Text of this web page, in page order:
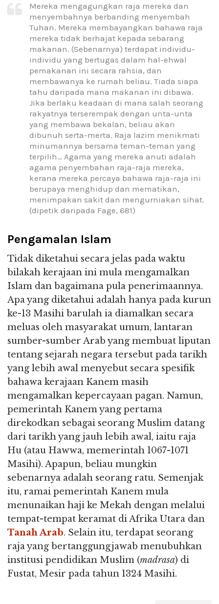
Mereka mengagungkan raja mereka dan
menyembahnya berbanding menyembah
Tuhan. Mereka membayangkan bahawa raja
mereka tidak berhajat kepada sebarang
makanan. (Sebenarnya) terdapat individu-
individu yang bertugas dalam hal-ehwal
pemakanan ini secara rahsia, dan
membawanya ke rumah beliau. Tiada siapa
tahu daripada mana makanan ini dibawa.
Jika berlaku keadaan di mana salah seorang
rakyatnya terserempak dengan unta-unta
yang membawa bekalan, beliau akan
dibunuh serta-merta. Raja lazim menikmati
minumannya bersama teman-teman yang
terpilih… Agama yang mereka anuti adalah
agama penyembahan raja-raja mereka,
kerana mereka percaya bahawa raja-raja ini
berupaya menghidup dan mematikan,
menimpakan sakit dan mengurniakan sihat.
(dipetik daripada Fage, 681)
Pengamalan Islam
Tidak diketahui secara jelas pada waktu
bilakah kerajaan ini mula mengamalkan
Islam dan bagaimana pula penerimaannya.
Apa yang diketahui adalah hanya pada kurun
ke-13 Masihi barulah ia diamalkan secara
meluas oleh masyarakat umum, lantaran
sumber-sumber Arab yang membuat liputan
tentang sejarah negara tersebut pada tarikh
yang lebih awal menyebut secara spesifik
bahawa kerajaan Kanem masih
mengamalkan kepercayaan pagan. Namun,
pemerintah Kanem yang pertama
direkodkan sebagai seorang Muslim datang
dari tarikh yang jauh lebih awal, iaitu raja
Hu (atau Hawwa, memerintah 1067-1071
Masihi). Apapun, beliau mungkin
sebenarnya adalah seorang ratu. Semenjak
itu, ramai pemerintah Kanem mula
menunaikan haji ke Mekah dengan melalui
tempat-tempat keramat di Afrika Utara dan
Tanah Arab. Selain itu, terdapat seorang
raja yang bertanggungjawab menubuhkan
institusi pendidikan Muslim (madrasa) di
Fustat, Mesir pada tahun 1324 Masihi.